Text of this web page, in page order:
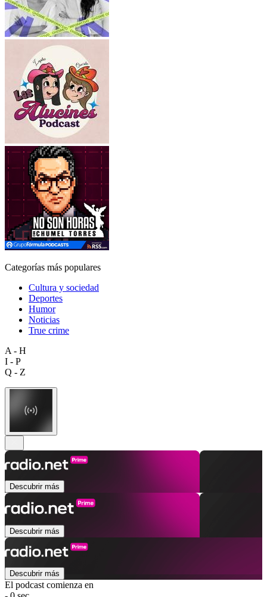
Categorías más populares
Cultura y sociedad
Deportes
Humor
Noticias
True crime
A - H
I - P
Q - Z
Descubrir más
Descubrir más
Descubrir más
El podcast comienza en